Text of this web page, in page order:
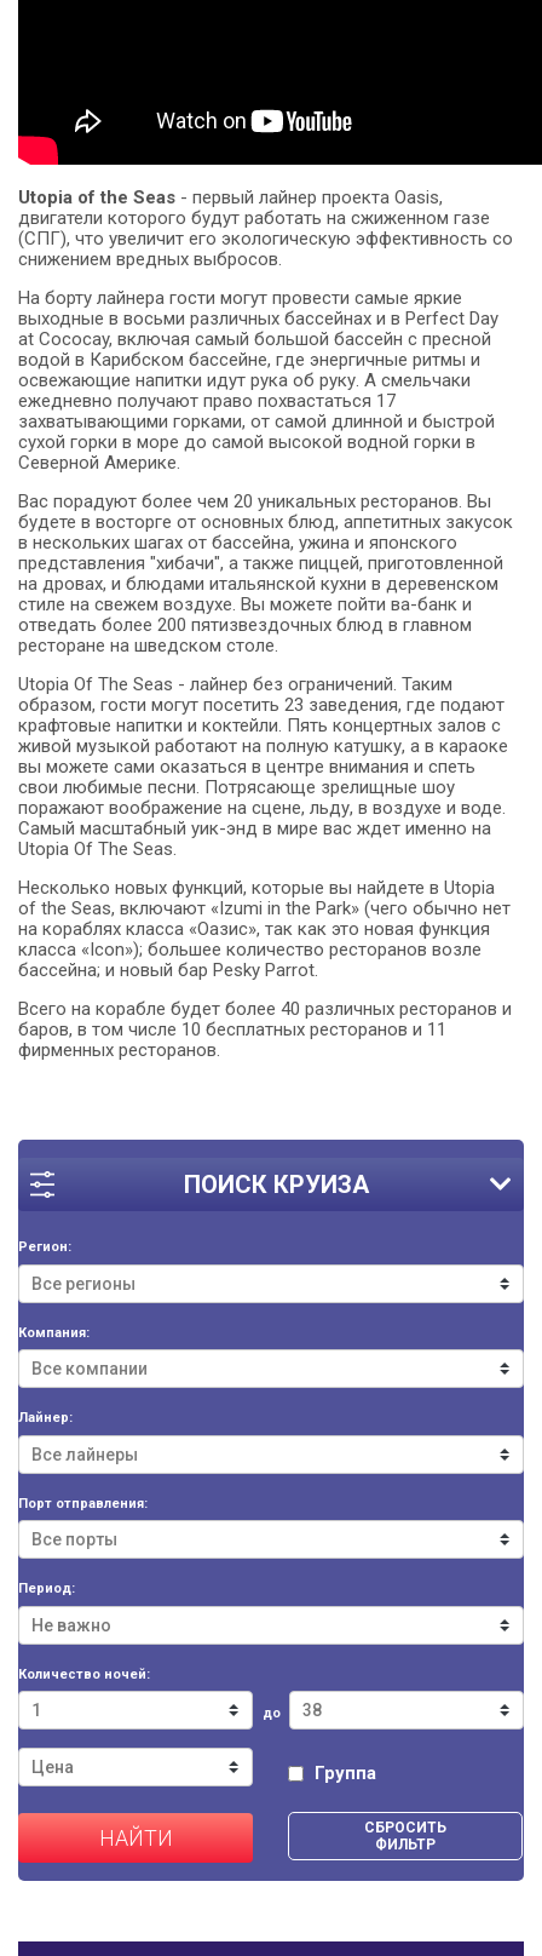
ПОИСК КРУИЗА
Регион:
Компания:
Лайнер:
Порт отправления:
Период:
Количество ночей:
до
Группа
НАЙТИ
СБРОСИТЬ
ФИЛЬТР
Utopia of the Seas - первый лайнер проекта Oasis,
двигатели которого будут работать на сжиженном газе
(СПГ), что увеличит его экологическую эффективность со
снижением вредных выбросов.
На борту лайнера гости могут провести самые яркие
выходные в восьми различных бассейнах и в Perfect Day
at Cococay, включая самый большой бассейн с пресной
водой в Карибском бассейне, где энергичные ритмы и
освежающие напитки идут рука об руку. А смельчаки
ежедневно получают право похвастаться 17
захватывающими горками, от самой длинной и быстрой
сухой горки в море до самой высокой водной горки в
Северной Америке.
Вас порадуют более чем 20 уникальных ресторанов. Вы
будете в восторге от основных блюд, аппетитных закусок
в нескольких шагах от бассейна, ужина и японского
представления "хибачи", а также пиццей, приготовленной
на дровах, и блюдами итальянской кухни в деревенском
стиле на свежем воздухе. Вы можете пойти ва-банк и
отведать более 200 пятизвездочных блюд в главном
ресторане на шведском столе.
Utopia Of The Seas - лайнер без ограничений. Таким
образом, гости могут посетить 23 заведения, где подают
крафтовые напитки и коктейли. Пять концертных залов с
живой музыкой работают на полную катушку, а в караоке
вы можете сами оказаться в центре внимания и спеть
свои любимые песни. Потрясающе зрелищные шоу
поражают воображение на сцене, льду, в воздухе и воде.
Самый масштабный уик-энд в мире вас ждет именно на
Utopia Of The Seas.
Несколько новых функций, которые вы найдете в Utopia
of the Seas, включают «Izumi in the Park» (чего обычно нет
на кораблях класса «Оазис», так как это новая функция
класса «Icon»); большее количество ресторанов возле
бассейна; и новый бар Pesky Parrot.
Всего на корабле будет более 40 различных ресторанов и
баров, в том числе 10 бесплатных ресторанов и 11
фирменных ресторанов.